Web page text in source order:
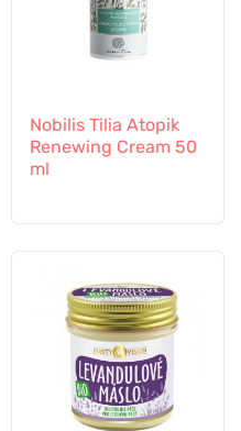
Nobilis Tilia Atopik
Renewing Cream 50
ml